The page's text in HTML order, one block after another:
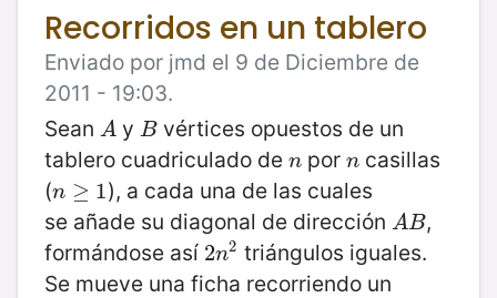
Recorridos en un tablero
Enviado por jmd el 9 de Diciembre de
2011 - 19:03.
Sean A
A y B
Bvértices opuestos de un
tablero cuadriculado de n
n porn
n casillas
(n ≥ 1
n≥1
), a cada una de las cuales
se añade su diagonal de dirección A B
AB ,
formándose así 2n2
2n2 triángulos iguales.
Se mueve una ficha recorriendo un